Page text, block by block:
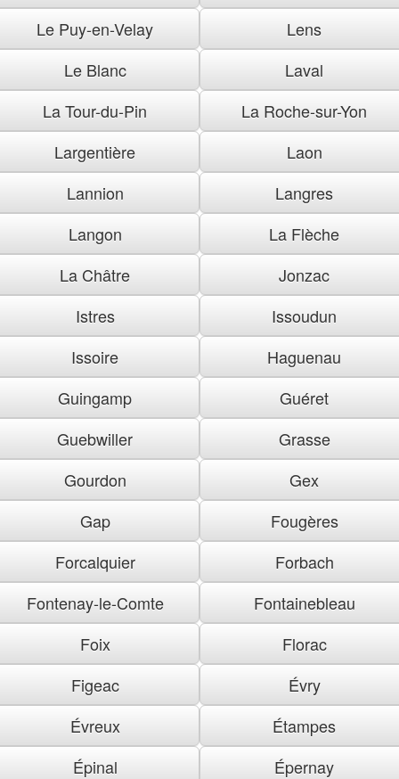
Le Puy-en-Velay
Lens
Le Blanc
Laval
La Tour-du-Pin
La Roche-sur-Yon
Largentière
Laon
Lannion
Langres
Langon
La Flèche
La Châtre
Jonzac
Istres
Issoudun
Issoire
Haguenau
Guingamp
Guéret
Guebwiller
Grasse
Gourdon
Gex
Gap
Fougères
Forcalquier
Forbach
Fontenay-le-Comte
Fontainebleau
Foix
Florac
Figeac
Évry
Évreux
Étampes
Épinal
Épernay